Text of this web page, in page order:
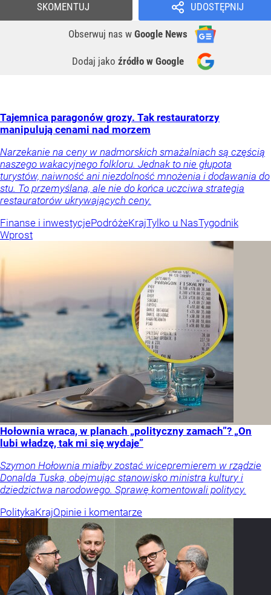
UDOSTĘPNIJ
Obserwuj nas w Google News
Dodaj jako źródło w Google
SKOMENTUJ
Tajemnica paragonów grozy. Tak restauratorzy
manipulują cenami nad morzem
Narzekanie na ceny w nadmorskich smażalniach są częścią
naszego wakacyjnego folkloru. Jednak to nie głupota
turystów, naiwność ani niezdolność mnożenia i dodawania do
stu. To przemyślana, ale nie do końca uczciwa strategia
restauratorów ukrywających ceny.
Finanse i inwestycjePodróżeKrajTylko u NasTygodnik
Wprost
Hołownia wraca, w planach „polityczny zamach”? „On
lubi władzę, tak mi się wydaje”
Szymon Hołownia miałby zostać wicepremierem w rządzie
Donalda Tuska, obejmując stanowisko ministra kultury i
dziedzictwa narodowego. Sprawę komentowali politycy.
PolitykaKrajOpinie i komentarze